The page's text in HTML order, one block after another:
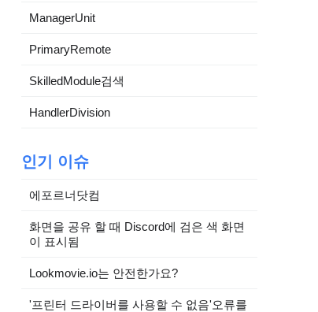
ManagerUnit
PrimaryRemote
SkilledModule검색
HandlerDivision
인기 이슈
에포르너닷컴
화면을 공유 할 때 Discord에 검은 색 화면
이 표시됨
Lookmovie.io는 안전한가요?
'프린터 드라이버를 사용할 수 없음'오류를